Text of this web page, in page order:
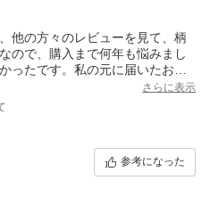
他の方々のレビューを見て、柄
ので、購入まで何年も悩みまし
ったです。私の元に届いたお財
麗なお財布でした。たぶん当た
が取り出しにくく、使い勝手が
あと、エナメルなので傷がつ
す。カードをいっぱい入れると
も見たのですが、私は５~６枚し
さらに表示
参考になった